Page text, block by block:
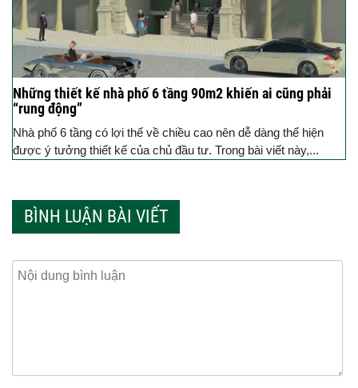
Những thiết kế nhà phố 6 tầng 90m2 khiến ai cũng phải
“rung động”
Nhà phố 6 tầng có lợi thế về chiều cao nên dễ dàng thể hiện
được ý tưởng thiết kế của chủ đầu tư. Trong bài viết này,...
BÌNH LUẬN BÀI VIẾT